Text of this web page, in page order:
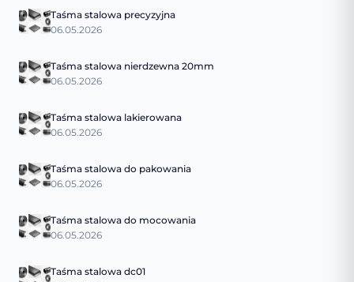
Taśma stalowa precyzyjna
06.05.2026
Taśma stalowa nierdzewna 20mm
06.05.2026
Taśma stalowa lakierowana
06.05.2026
Taśma stalowa do pakowania
06.05.2026
Taśma stalowa do mocowania
06.05.2026
Taśma stalowa dc01